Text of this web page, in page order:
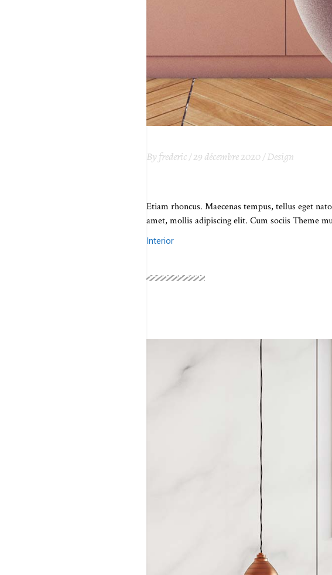
By frederic 29 décembre 2020 Design
Etiam rhoncus. Maecenas tempus, tellus eget
amet, mollis adipiscing elit. Cum sociis Theme
Interior
READ MORE